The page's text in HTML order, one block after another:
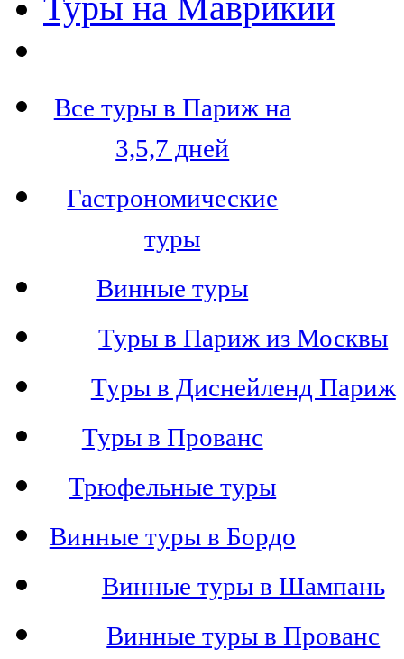
Все туры в Париж на
3,5,7 дней
Гастрономические
туры
Винные туры
Туры в Париж из Москвы
Туры в Диснейленд Париж
Туры в Прованс
Трюфельные туры
Винные туры в Бордо
Винные туры в Шампань
Винные туры в Прованс